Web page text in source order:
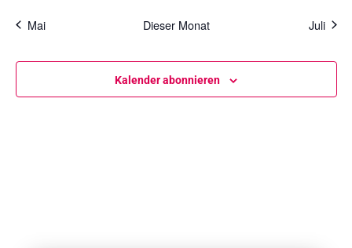
Mai Dieser Monat Juli
Kalender abonnieren